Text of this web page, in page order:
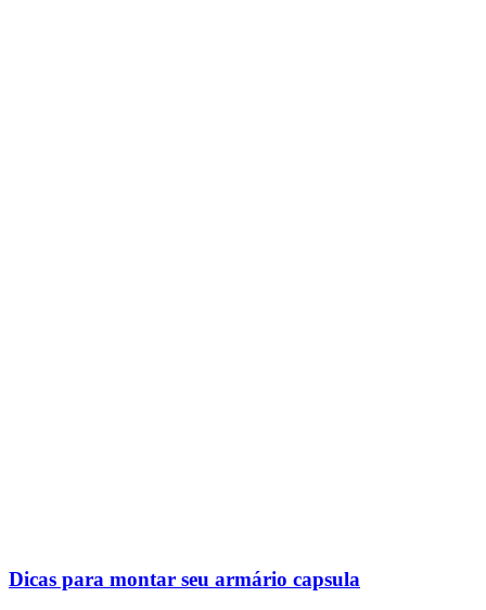
Dicas para montar seu armário capsula